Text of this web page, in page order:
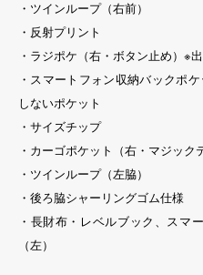
・ツインループ（右前）
・反射プリント
・ラジポケ（右・ボタン止め）※
・スマートフォン収納バックポ
しないポケット
・サイズチップ
・カーゴポケット（右・マジック
・ツインループ（左脇）
・後ろ脇シャーリングゴム仕様
・長財布・レベルブック、スマ
（左）